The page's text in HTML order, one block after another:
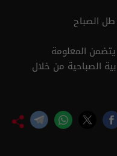
الصباح
‏المعلومة
الصباحية من خلال